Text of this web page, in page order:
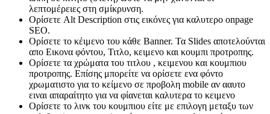
λεπτομέρειες στη σμίκρυνση.
Ορίσετε Alt Description στις εικόνες για καλυτερο onpage
SEO.
Ορίσετε το κέιμενο του κάθε Banner. Τα Slides αποτελούνται
απο Εικονα φόντου, Τιτλο, κειμενο και κουμπι προτροπης.
Ορίσετε τα χρώματα του τιτλου , κειμενου και κουμπιου
προτροπης. Επίσης μπορείτε να ορίσετε ενα φόντο
χρωματιστο για το κείμενο σε προβολη mobile αν ααυτο
ειναι απαραίτητο για να φίανεται καλυτερα το κειμενο
Ορίσετε το λινκ του κουμπιου είτε με επιλογη μεταξυ των